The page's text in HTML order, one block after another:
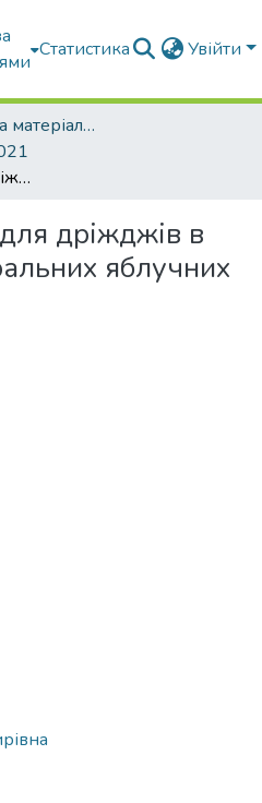
Статистика Увійти
Конференції та матеріали конференцій
Роль живлення для дріжджів в технології натуральних яблучних матеріалів
дріжджів в
яблучних